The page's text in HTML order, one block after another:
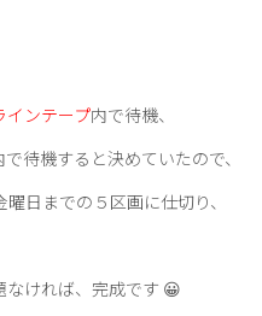
インテープ内で待機、
で待機すると決めていたので、
日までの５区画に仕切り、
ければ、完成です 😀